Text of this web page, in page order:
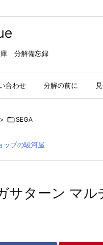
庫 分解備忘録
合わせ 分解の前に
> SEGA
サターン マ